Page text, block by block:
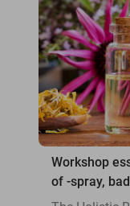
Workshop
of -spray,